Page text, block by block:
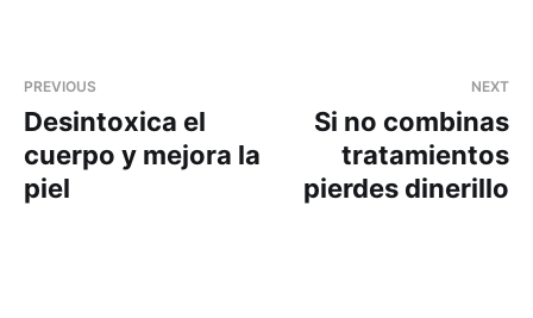
PREVIOUS
Desintoxica el
cuerpo y mejora la
piel
NEXT
Si no combinas
tratamientos
pierdes dinerillo